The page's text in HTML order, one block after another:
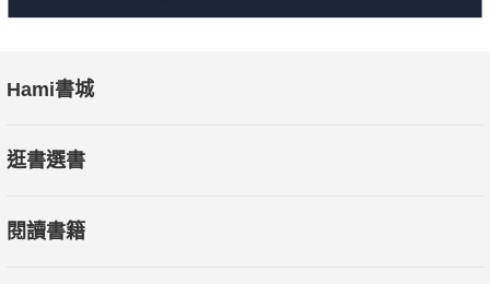
Hami書城
逛書選書
閱讀書籍